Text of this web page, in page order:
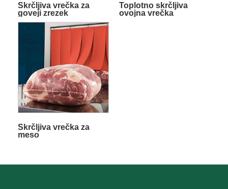
Skrčljiva vrečka za
goveji zrezek
Toplotno skrčljiva
ovojna vrečka
Skrčljiva vrečka za
meso